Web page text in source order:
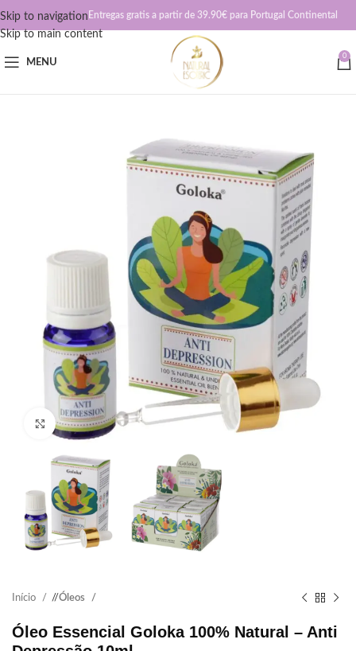
Skip to navigation
Skip to main content
Entregas gratis a partir de 39.90€ para Portugal Continental
MENU
0
Click to enlarge
Início / Óleos
Óleo Essencial Goloka 100% Natural – Anti